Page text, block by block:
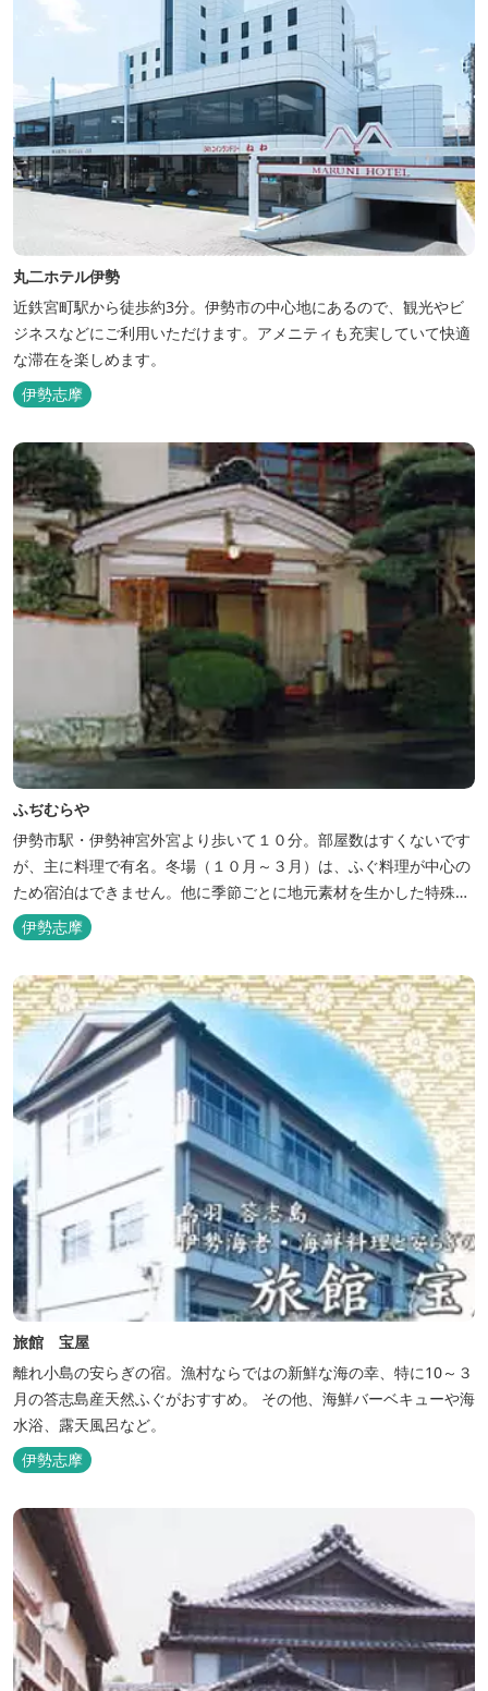
丸二ホテル伊勢
近鉄宮町駅から徒歩約3分。伊勢市の中心地にあるので、観光やビ
ジネスなどにご利用いただけます。アメニティも充実していて快適
な滞在を楽しめます。
伊勢志摩
ふぢむらや
伊勢市駅・伊勢神宮外宮より歩いて１０分。部屋数はすくないです
が、主に料理で有名。冬場（１０月～３月）は、ふぐ料理が中心の
ため宿泊はできません。他に季節ごとに地元素材を生かした特殊料
理もお楽しみ頂けます。
伊勢志摩
旅館 宝屋
離れ小島の安らぎの宿。漁村ならではの新鮮な海の幸、特に10～３
月の答志島産天然ふぐがおすすめ。 その他、海鮮バーベキューや海
水浴、露天風呂など。
伊勢志摩